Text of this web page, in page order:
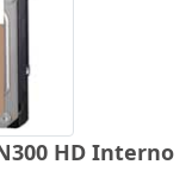
HD Interno